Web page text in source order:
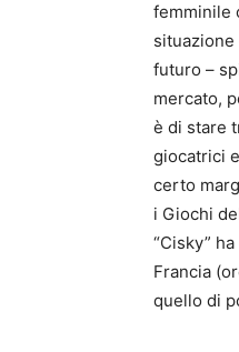
femminile
futuro –
mercato,
è di stare
giocatrici
certo
i Giochi
“Cisky”
Francia
quello di